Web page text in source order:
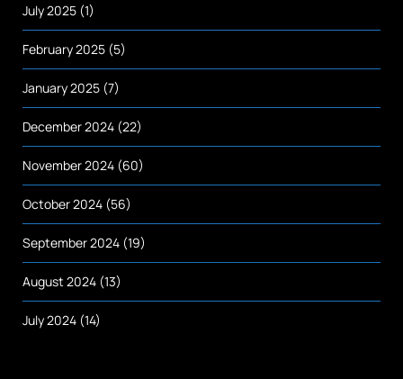
July 2025 (1)
February 2025 (5)
January 2025 (7)
December 2024 (22)
November 2024 (60)
October 2024 (56)
September 2024 (19)
August 2024 (13)
July 2024 (14)